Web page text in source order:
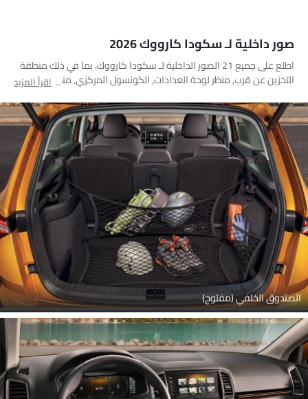
صور داخلية لـ سكودا كارووك 2026
اطلع على جميع 21 الصور الداخلية لـ سكودا كارووك، بما في ذلك منطقة
التخزين عن قرب, منظر لوحة العدادات, الكونسول المركزي, منظر نظام
الخلفية, مقاعد قابلة للطي, صندوق القفازات, حاملات الأكواب, منفذ
ملحقات الطاقة, مغير السرعات, مجموعة دواسات القدم, مصابيح الكرمى,
عناصر التحكم في باب جانب السائق من الداخل, التحكم الخلفي في
المكيف, مسند الذراع الخلفي, منظر مكبرات الصوت, مسند رأس المقعد
الخلفي, التحكم المركزي
اقرأ المزيد
الصندوق الخلفي (مفتوح)